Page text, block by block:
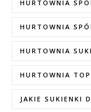
HURTOWNIA
HURTOWNIA
HURTOWNIA
HURTOWNIA
JAKIE SUKIENKI